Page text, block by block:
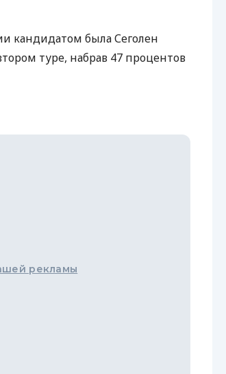
кандидатом была Сеголен
туре, набрав 47 процентов
рекламы